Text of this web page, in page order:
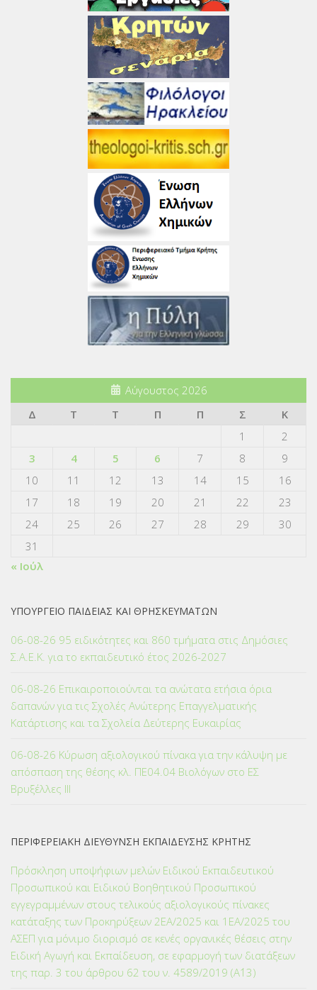
Αύγουστος 2026
Δ
Τ Τ Π Π Σ
Κ
1
2
3
4 5 6 7 8
9
10
11 12 13 14 15
16
17
18 19 20 21 22
23
24
25 26 27 28 29
30
31
« Ιούλ
ΥΠΟΥΡΓΕΙΟ ΠΑΙΔΕΙΑΣ ΚΑΙ ΘΡΗΣΚΕΥΜΑΤΩΝ
06-08-26 95 ειδικότητες και 860 τμήματα στις Δημόσιες
Σ.Α.Ε.Κ. για το εκπαιδευτικό έτος 2026-2027
06-08-26 Επικαιροποιούνται τα ανώτατα ετήσια όρια
δαπανών για τις Σχολές Ανώτερης Επαγγελματικής
Κατάρτισης και τα Σχολεία Δεύτερης Ευκαιρίας
06-08-26 Κύρωση αξιολογικού πίνακα για την κάλυψη με
απόσπαση της θέσης κλ. ΠΕ04.04 Βιολόγων στο ΕΣ
Βρυξέλλες ΙΙΙ
ΠΕΡΙΦΕΡΕΙΑΚΗ ΔΙΕΥΘΥΝΣΗ ΕΚΠΑΙΔΕΥΣΗΣ ΚΡΗΤΗΣ
Πρόσκληση υποψήφιων μελών Ειδικού Εκπαιδευτικού
Προσωπικού και Ειδικού Βοηθητικού Προσωπικού
εγγεγραμμένων στους τελικούς αξιολογικούς πίνακες
κατάταξης των Προκηρύξεων 2ΕΑ/2025 και 1ΕΑ/2025 του
ΑΣΕΠ για μόνιμο διορισμό σε κενές οργανικές θέσεις στην
Ειδική Αγωγή και Εκπαίδευση, σε εφαρμογή των διατάξεων
της παρ. 3 του άρθρου 62 του ν. 4589/2019 (Α΄13)